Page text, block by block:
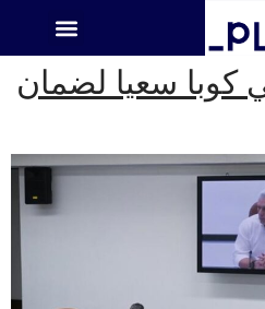
في كوبا سعيا لضمان